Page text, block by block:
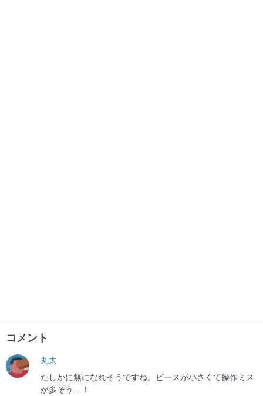
コメント
丸太
たしかに無になれそうですね。ピースが小さくて操作ミス
が多そう…！